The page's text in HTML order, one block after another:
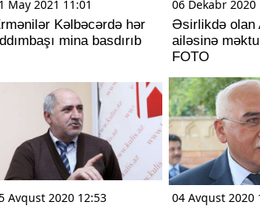
May 2021 11:01
Kəlbəcərdə hər
mina basdırıb
06 Dekabr 2020
Əsirlikdə olan
ailəsinə
FOTO
Avqust 2020 12:53
04 Avqust 2020